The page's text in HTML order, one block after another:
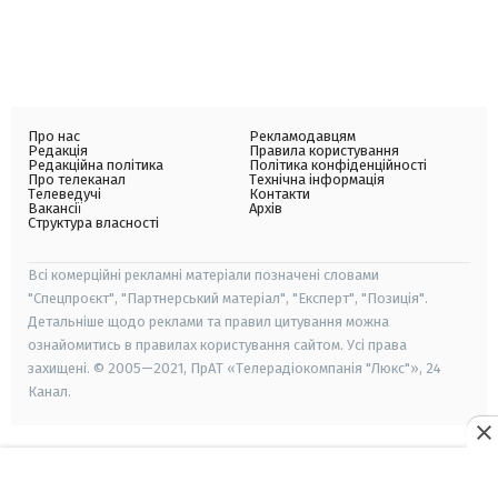
Про нас
Редакція
Редакційна політика
Про телеканал
Телеведучі
Вакансії
Структура власності
Рекламодавцям
Правила користування
Політика конфіденційності
Технічна інформація
Контакти
Архів
Всі комерційні рекламні матеріали позначені словами
"Спецпроєкт", "Партнерський матеріал", "Експерт", "Позиція".
Детальніше щодо реклами та правил цитування можна
ознайомитись в правилах користування сайтом. Усі права
захищені. © 2005—2021, ПрАТ «Телерадіокомпанія "Люкс"», 24
Канал.